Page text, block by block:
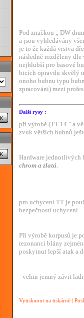
Pod značkou „ DW
a jsou vyhledávány
je to že každá vrstva
následně rozděleny
nejhlubší pro basové
bicích opravdu skvělý
onoho bubnu typu
zpracování) mezi
Další rysy :
při výrobě (TT 14 " a
zvuk větších bubnů
Hardware jednotlivých
chrom a zlatá.
pro uchycení TT je
bezpečností uchycení
Při výrobě korpusů je
rezonanci blány
poskytnut lepší atak a
- velmi jemný závit
Vytisknout na tiskárně |